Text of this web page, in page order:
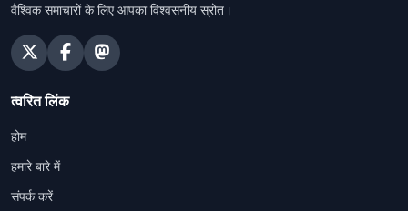
वैश्विक समाचारों के लिए आपका विश्वसनीय स्रोत।
त्वरित लिंक
होम
हमारे बारे में
संपर्क करें